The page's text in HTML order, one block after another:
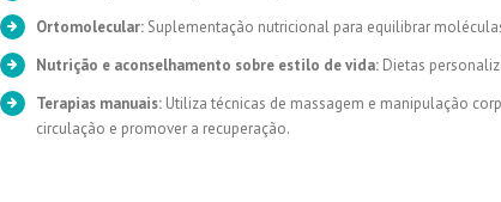
Ortomolecular: Suplementação nutricional para equilibrar
Nutrição e aconselhamento sobre estilo de vida: Dietas
Terapias manuais: Utiliza técnicas de massagem e manipulação
circulação e promover a recuperação.